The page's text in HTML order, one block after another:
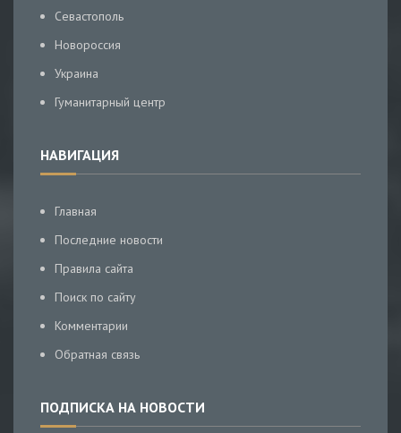
Севастополь
Новороссия
Украина
Гуманитарный центр
НАВИГАЦИЯ
Главная
Последние новости
Правила сайта
Поиск по сайту
Комментарии
Обратная связь
ПОДПИСКА НА НОВОСТИ